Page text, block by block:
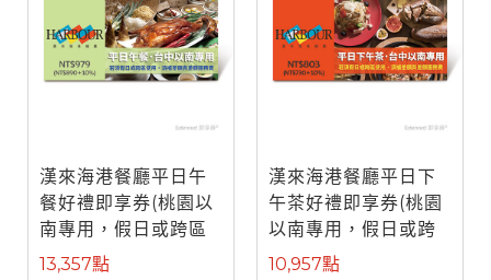
漢來海港餐廳平日午
餐好禮即享券(桃園以
南專用，假日或跨區
使用補需差 ...
13,357點
漢來海港餐廳平日下
午茶好禮即享券(桃園
以南專用，假日或跨
區使用補需 ...
10,957點